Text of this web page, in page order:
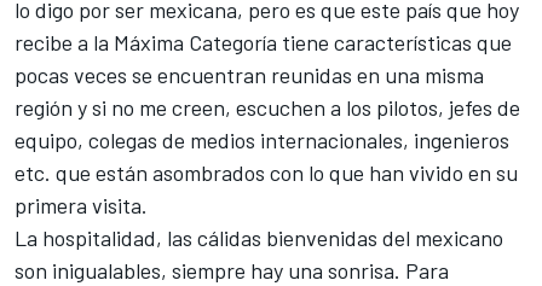
lo digo por ser mexicana, pero es que este país que hoy
recibe a la Máxima Categoría tiene características que
pocas veces se encuentran reunidas en una misma
región y si no me creen, escuchen a los pilotos, jefes de
equipo, colegas de medios internacionales, ingenieros
etc. que están asombrados con lo que han vivido en su
primera visita.
La hospitalidad, las cálidas bienvenidas del mexicano
son inigualables, siempre hay una sonrisa. Para